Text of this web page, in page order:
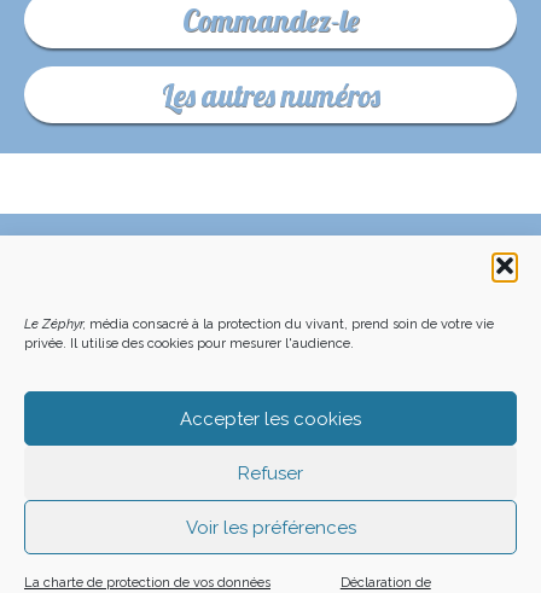
Le Zéphyr, média consacré à la protection du vivant, prend soin de votre vie
privée. Il utilise des cookies pour mesurer l'audience.
Accepter les cookies
Refuser
Voir les préférences
La charte de protection de vos données Déclaration de
Commandez-le
Les autres numéros
ACHETER LE DERNIER NUMÉRO
PODCAST EN FORÊT
OÙ NOUS TROUVER
NEWSLETTER
Z LE ZÉPHYR - 2026